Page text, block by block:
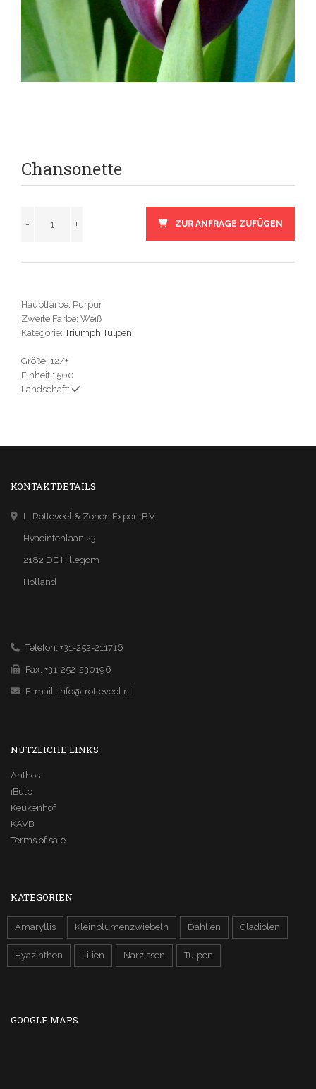
Chansonette
ZUR ANFRAGE ZUFÜGEN
Hauptfarbe: Purpur
Zweite Farbe: Weiß
Kategorie:Triumph Tulpen
Größe: 12/+
Einheit : 500
Landschaft:
KONTAKTDETAILS
L. Rotteveel & Zonen Export B.V.
Hyacintenlaan 23
2182 DE Hillegom
Holland
Telefon. +31-252-211716
Fax. +31-252-230196
E-mail. info@lrotteveel.nl
NÜTZLICHE LINKS
Anthos
iBulb
Keukenhof
KAVB
Terms of sale
KATEGORIEN
Amaryllis Kleinblumenzwiebeln Dahlien Gladiolen
Hyazinthen Lilien Narzissen Tulpen
GOOGLE MAPS